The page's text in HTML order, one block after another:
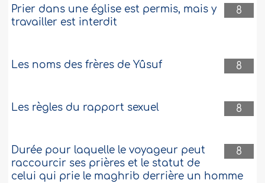
8
Prier dans une église est permis, mais y
travailler est interdit
8
Les noms des frères de Yûsuf
8
Les règles du rapport sexuel
8
Durée pour laquelle le voyageur peut
raccourcir ses prières et le statut de
celui qui prie le maghrib derrière un homme